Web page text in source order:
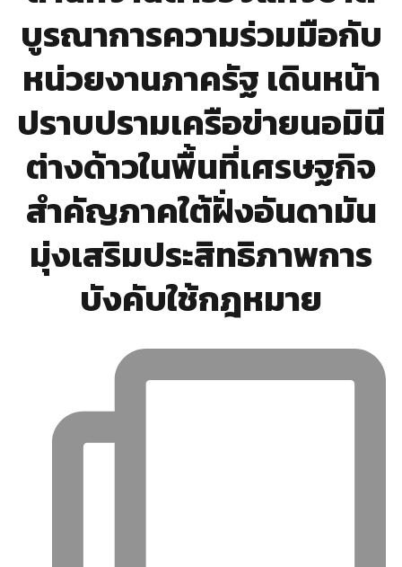
บูรณาการความร่วมมือกับ
หน่วยงานภาครัฐ เดินหน้า
ปราบปรามเครือข่ายนอมินี
ต่างด้าวในพื้นที่เศรษฐกิจ
สำคัญภาคใต้ฝั่งอันดามัน
มุ่งเสริมประสิทธิภาพการ
บังคับใช้กฎหมาย